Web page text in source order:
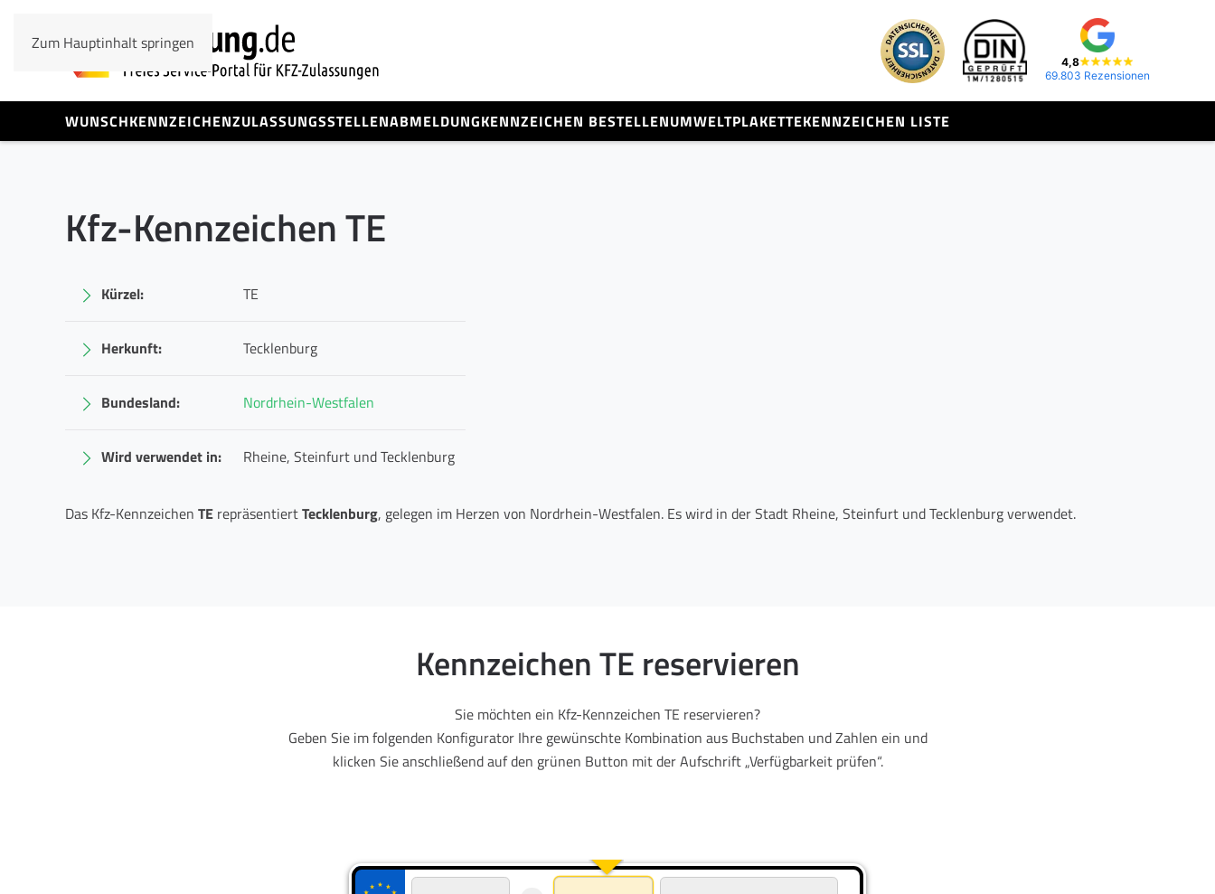
Zum Hauptinhalt springen
4,8
69.803 Rezensionen
WUNSCHKENNZEICHENZULASSUNGSSTELLENABMELDUNGKENNZEICHEN BESTELLENUMWELTPLAKETTEKENNZEICHEN LISTE
Kfz-Kennzeichen TE
Kürzel: TE
Herkunft: Tecklenburg
Bundesland: Nordrhein-Westfalen
Wird verwendet in: Rheine, Steinfurt und Tecklenburg
Das Kfz-Kennzeichen TE repräsentiertTecklenburg, gelegen im Herzen von Nordrhein-Westfalen. Es wird in der Stadt Rheine, Steinfurt und Tecklenburg verwendet.
Kennzeichen TE reservieren
Sie möchten ein Kfz-Kennzeichen TE reservieren?
Geben Sie im folgenden Konfigurator Ihre gewünschte Kombination aus Buchstaben und Zahlen ein und
klicken Sie anschließend auf den grünen Button mit der Aufschrift „Verfügbarkeit prüfen“.